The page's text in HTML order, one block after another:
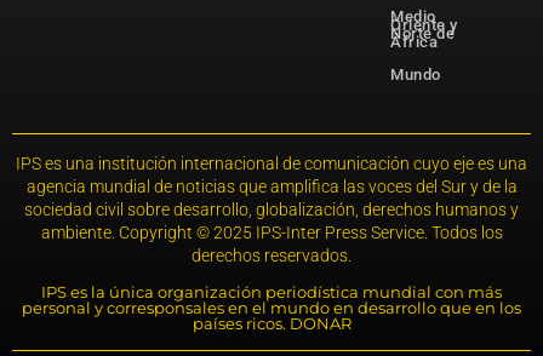
Medio
Oriente y
Norte de
África
Mundo
IPS es una institución internacional de comunicación cuyo eje es una
agencia mundial de noticias que amplifica las voces del Sur y de la
sociedad civil sobre desarrollo, globalización, derechos humanos y
ambiente. Copyright © 2025 IPS-Inter Press Service. Todos los
derechos reservados.
IPS es la única organización periodística mundial con más
personal y corresponsales en el mundo en desarrollo que en los
países ricos. DONAR